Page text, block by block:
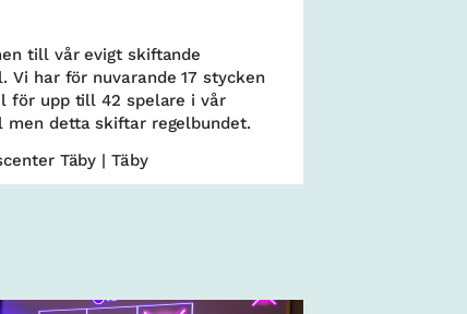
till vår evigt skiftande
Vi har för nuvarande 17 stycken
för upp till 42 spelare i vår
men detta skiftar regelbundet.
Täby | Täby